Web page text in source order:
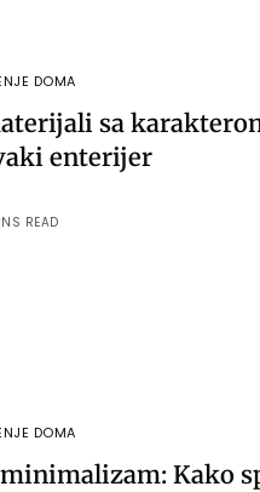
DOMA
sa
enterijer
READ
DOMA
Kako